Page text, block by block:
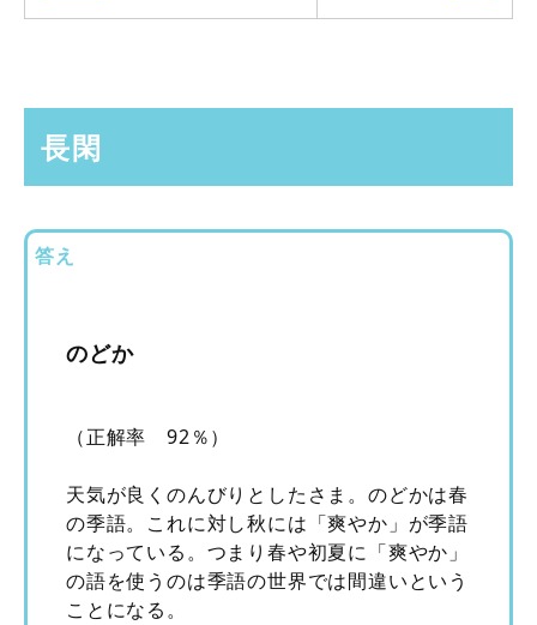
長閑
答え
のどか
（正解率 92％）
天気が良くのんびりとしたさま。のどかは春
の季語。これに対し秋には「爽やか」が季語
になっている。つまり春や初夏に「爽やか」
の語を使うのは季語の世界では間違いという
ことになる。